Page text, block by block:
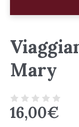
Mary
16,00€